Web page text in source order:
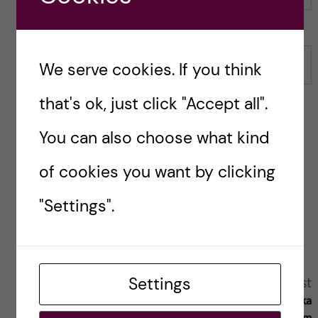
Email
Save my name, email, and website in this browser for
the next time I comment.
Reply
l
Previous post
Next post
Coronakommissionen: olika
We serve cookies. If you think
that's ok, just click "Accept all".
You can also choose what kind
of cookies you want by clicking
"Settings".
Settings